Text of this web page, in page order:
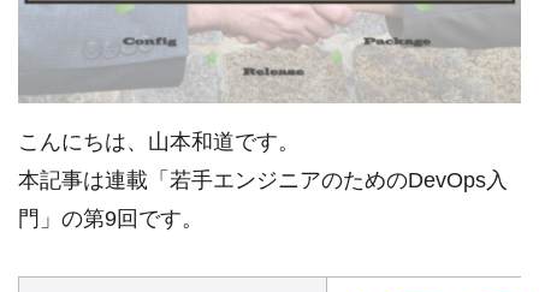
こんにちは、山本和道です。
本記事は連載「若手エンジニアのためのDevOps入
門」の第9回です。